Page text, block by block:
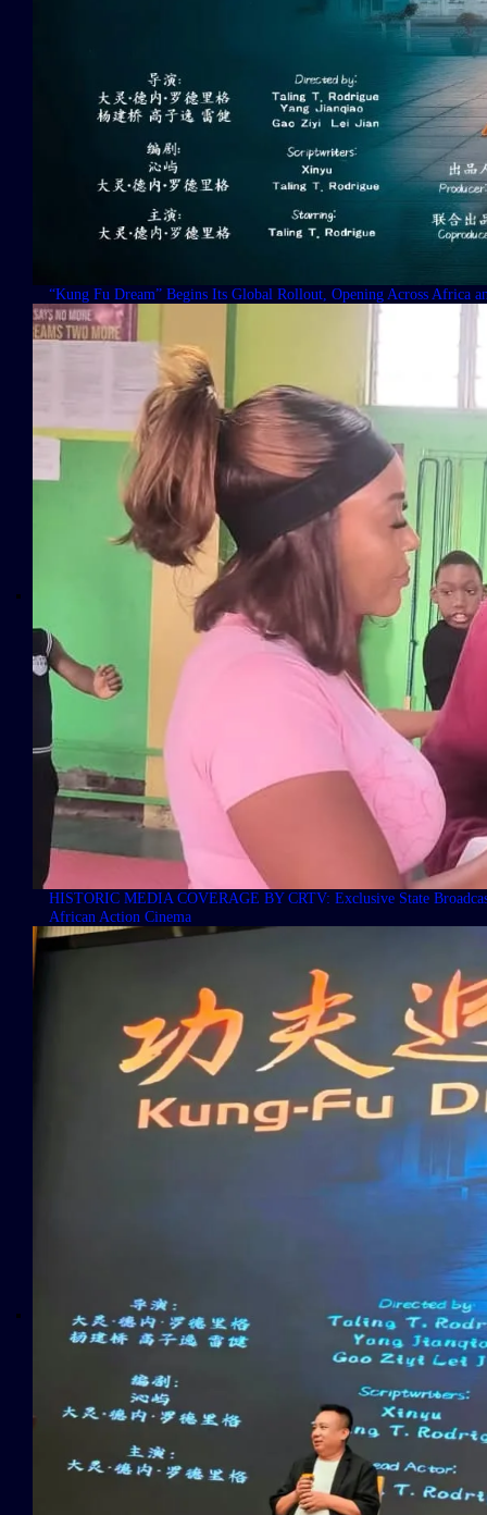
“Kung Fu Dream” Begins Its Global Rollout, Opening Across Africa
HISTORIC MEDIA COVERAGE BY CRTV: Exclusive State
African Action Cinema